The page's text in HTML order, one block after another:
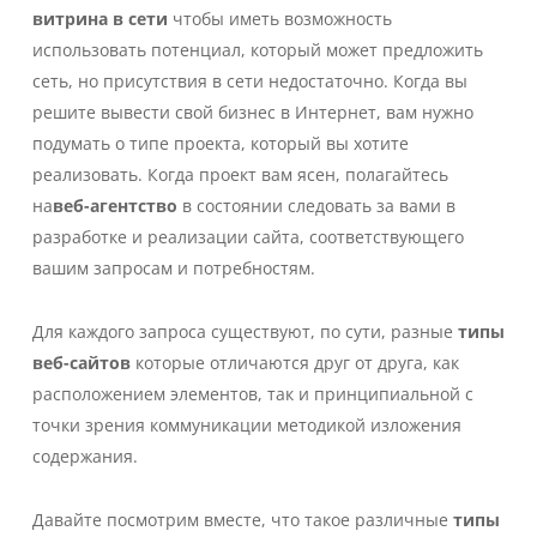
витрина в сети чтобы иметь возможность
использовать потенциал, который может предложить
сеть, но присутствия в сети недостаточно. Когда вы
решите вывести свой бизнес в Интернет, вам нужно
подумать о типе проекта, который вы хотите
реализовать. Когда проект вам ясен, полагайтесь
навеб-агентство в состоянии следовать за вами в
разработке и реализации сайта, соответствующего
вашим запросам и потребностям.
Для каждого запроса существуют, по сути, разные типы
веб-сайтовкоторые отличаются друг от друга, как
расположением элементов, так и принципиальной с
точки зрения коммуникации методикой изложения
содержания.
Давайте посмотрим вместе, что такое различные типы